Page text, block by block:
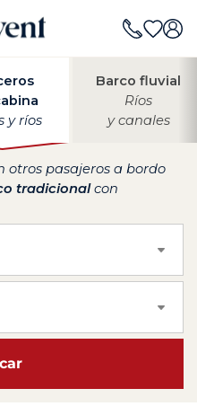
y ríos
Barco fluvial
Ríos
y canales
otros pasajeros a bordo
tradicionalcon